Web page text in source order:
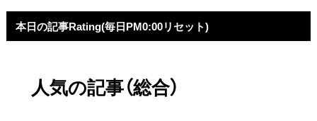
本日の記事Rating(毎日PM0:00リセット)
人気の記事（総合）